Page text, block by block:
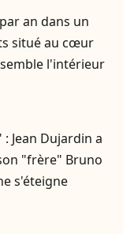
an dans un
situé au cœur
l'intérieur
Jean Dujardin a
"frère" Bruno
s'éteigne